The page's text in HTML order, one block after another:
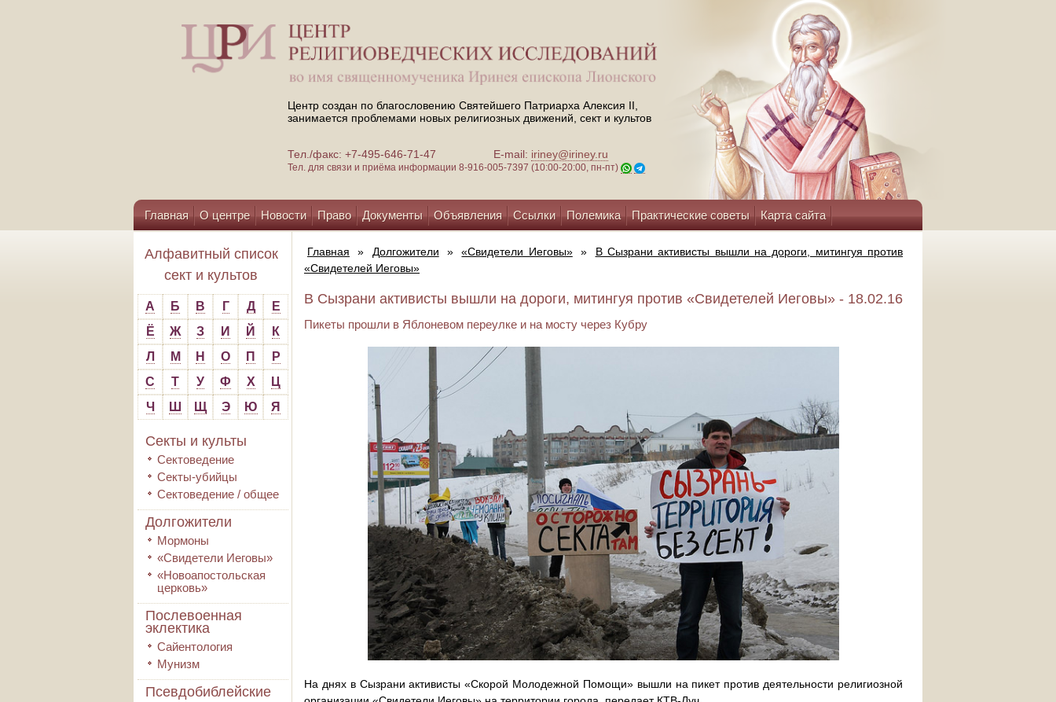
Центр создан по благословению Святейшего Патриарха Алексия II,
занимается проблемами новых религиозных движений, сект и культов
Тел./факс: +7-495-646-71-47 E-mail: iriney@iriney.ru
Тел. для связи и приёма информации 8-916-005-7397 (10:00-20:00, пн-пт)
Главная О центре Новости Право Документы Объявления Ссылки Полемика Практические советы Карта сайта
Помощь центру
Алфавитный список
сект и культов
А Б В Г Д
Е
Ё
Ж З И Й
К
Л
М Н О П
Р
С
Т У Ф Х
Ц
Ч
Ш Щ Э Ю Я
Секты и культы
Сектоведение
Секты-убийцы
Сектоведение / общее
Долгожители
Мормоны
«Свидетели Иеговы»
«Новоапостольская
церковь»
Послевоенная
эклектика
Сайентология
Мунизм
Псевдобиблейские
Главная » Долгожители » «Свидетели Иеговы» »
В Сызрани активисты вышли на дороги, митингуя против
«Свидетелей Иеговы»
В Сызрани активисты вышли на дороги, митингуя против «Свидетелей Иеговы» - 18.02.16
Пикеты прошли в Яблоневом переулке и на мосту через Кубру
На днях в Сызрани активисты «Скорой Молодежной Помощи» вышли на пикет против деятельности религиозной